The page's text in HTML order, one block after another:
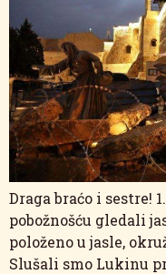
Draga braćo i sestre!
pobožnošću gledali
položeno u jasle,
Slušali smo Lukinu